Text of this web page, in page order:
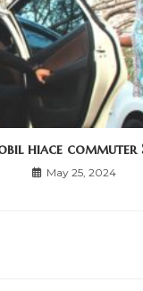
hiace commuter
May 25, 2024